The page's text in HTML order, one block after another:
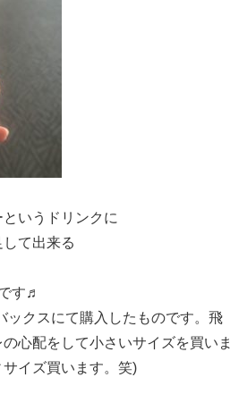
いうドリンクに
て出来る
す♬
ックスにて購入したものです。飛
心配をして小さいサイズを買いま
イズ買います。笑)